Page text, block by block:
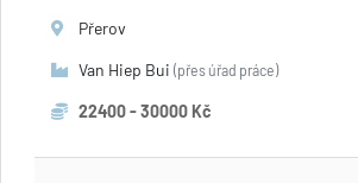
Přerov
Van Hiep Bui (přes úřad práce)
22400 - 30000 Kč